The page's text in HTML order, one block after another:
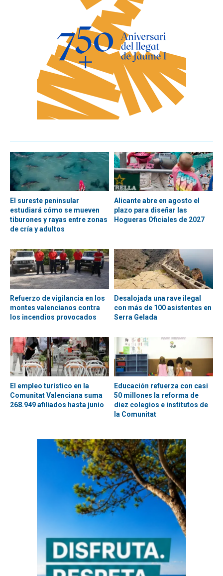
El sureste peninsular
estudiará cómo se mueven
tiburones y rayas entre zonas
de cría y adultos
Alicante abre en agosto el
plazo para diseñar las
Hogueras Oficiales de 2027
Refuerzo de vigilancia en los
montes valencianos contra
los incendios provocados
Desalojada una rave ilegal
con más de 100 asistentes en
Serra Gelada
El empleo turístico en la
Comunitat Valenciana suma
268.949 afiliados hasta junio
Educación refuerza con casi
50 millones la reforma de
diez colegios e institutos de
la Comunitat